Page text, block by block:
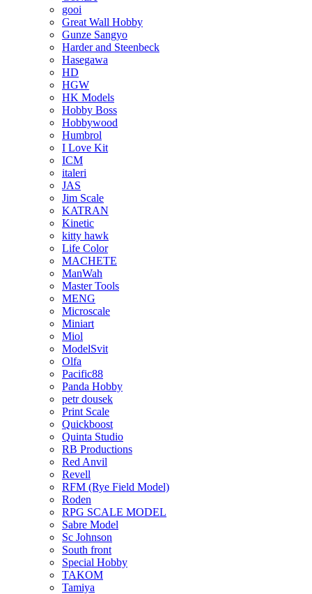
gooi
Great Wall Hobby
Gunze Sangyo
Harder and Steenbeck
Hasegawa
HD
HGW
HK Models
Hobby Boss
Hobbywood
Humbrol
I Love Kit
ICM
italeri
JAS
Jim Scale
KATRAN
Kinetic
kitty hawk
Life Color
MACHETE
ManWah
Master Tools
MENG
Microscale
Miniart
Miol
ModelSvit
Olfa
Pacific88
Panda Hobby
petr dousek
Print Scale
Quickboost
Quinta Studio
RB Productions
Red Anvil
Revell
RFM (Rye Field Model)
Roden
RPG SCALE MODEL
Sabre Model
Sc Johnson
South front
Special Hobby
TAKOM
Tamiya